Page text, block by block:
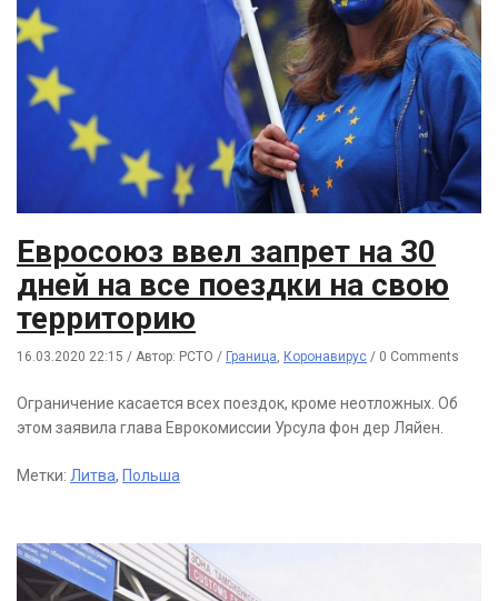
Евросоюз ввел запрет на 30
дней на все поездки на свою
территорию
16.03.2020 22:15 / Автор: РСТО / Граница, Коронавирус / 0 Comments
Ограничение касается всех поездок, кроме неотложных. Об
этом заявила глава Еврокомиссии Урсула фон дер Ляйен.
Метки: Литва, Польша